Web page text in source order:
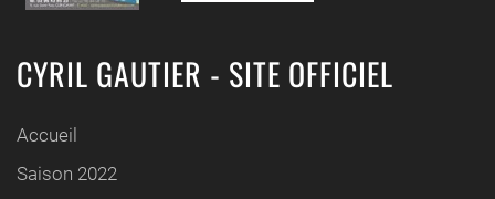
CYRIL GAUTIER - SITE OFFICIEL
Accueil
Saison 2022